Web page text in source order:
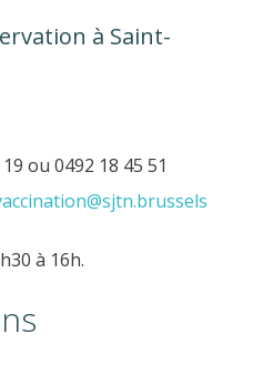
à Saint-
ou 0492 18 45 51
à 16h.